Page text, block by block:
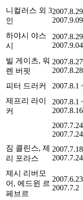
니컬러스 외 3
인
2007.9.09
하야시 야스
시
2007.9.04
빌 게이츠, 워
렌 버핏
2007.8.28
피터 드러커 2007.8.1
제프리 라이
커
2007.8.1
2007.8.16
2007.7.24
짐 콜린스, 제
리 포라스
2007.7.24
제시 리버모
어, 에드윈 르
페브르
2007.7.2